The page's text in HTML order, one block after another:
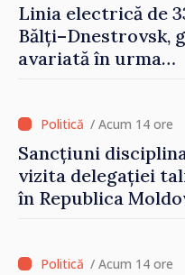
Linia electrică de
Bălți–Dnestrovsk,
avariată în urma
/ Acum 14 ore
Sancțiuni
vizita delegației
în Republica
cunosc politica
/ Acum 14 ore